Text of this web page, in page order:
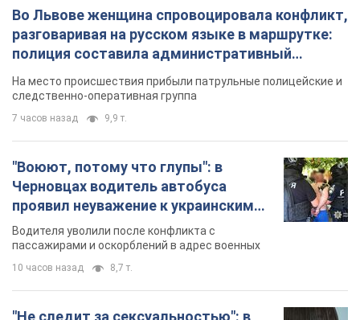
Во Львове женщина спровоцировала конфликт,
разговаривая на русском языке в маршрутке:
полиция составила административный
протокол. Видео
На место происшествия прибыли патрульные полицейские и
следственно-оперативная группа
7 часов назад 9,9 т.
"Воюют, потому что глупы": в
Черновцах водитель автобуса
проявил неуважение к украинским
военным и поплатился за это.
Видео
Водителя уволили после конфликта с
пассажирами и оскорблений в адрес военных
10 часов назад 8,7 т.